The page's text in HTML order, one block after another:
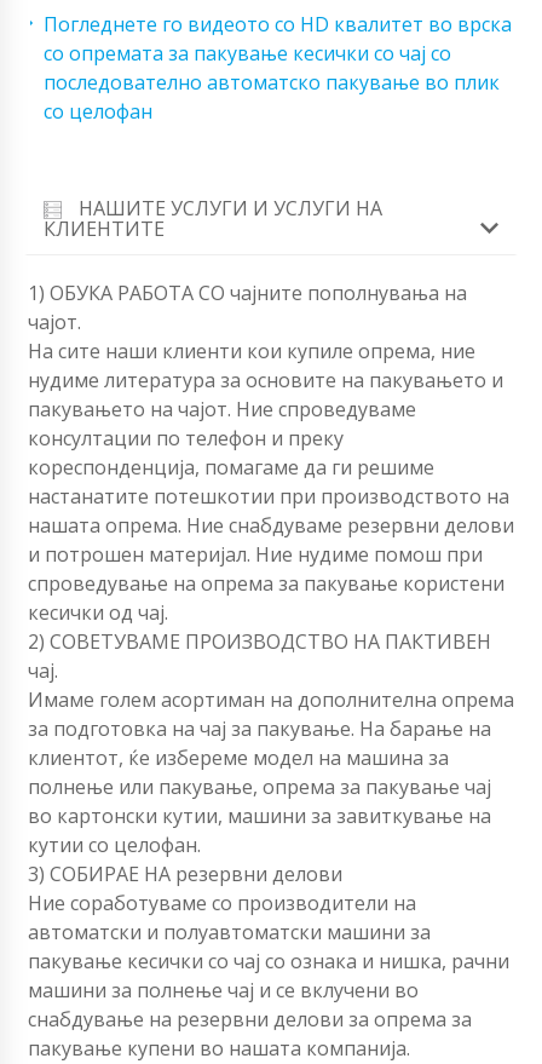
Погледнете го видеото со HD квалитет во врска
со опремата за пакување кесички со чај со
последователно автоматско пакување во плик
со целофан
НАШИТЕ УСЛУГИ И УСЛУГИ НА
КЛИЕНТИТЕ
1) ОБУКА РАБОТА СО чајните пополнувања на
чајот.
На сите наши клиенти кои купиле опрема, ние
нудиме литература за основите на пакувањето и
пакувањето на чајот. Ние спроведуваме
консултации по телефон и преку
кореспонденција, помагаме да ги решиме
настанатите потешкотии при производството на
нашата опрема. Ние снабдуваме резервни делови
и потрошен материјал. Ние нудиме помош при
спроведување на опрема за пакување користени
кесички од чај.
2) СОВЕТУВАМЕ ПРОИЗВОДСТВО НА ПАКТИВЕН
чај.
Имаме голем асортиман на дополнителна опрема
за подготовка на чај за пакување. На барање на
клиентот, ќе избереме модел на машина за
полнење или пакување, опрема за пакување чај
во картонски кутии, машини за завиткување на
кутии со целофан.
3) СОБИРАЕ НА резервни делови
Ние соработуваме со производители на
автоматски и полуавтоматски машини за
пакување кесички со чај со ознака и нишка, рачни
машини за полнење чај и се вклучени во
снабдување на резервни делови за опрема за
пакување купени во нашата компанија.